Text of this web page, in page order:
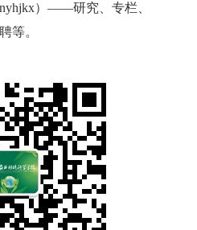
nyhjkx）——研究、专栏、
等。